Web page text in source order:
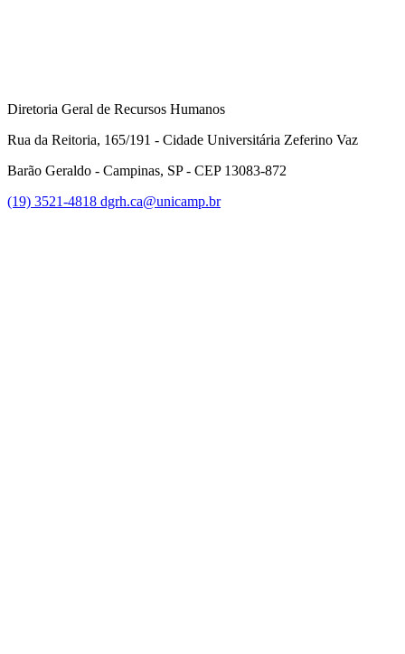
Diretoria Geral de Recursos Humanos
Rua da Reitoria, 165/191 - Cidade Universitária Zeferino Vaz
Barão Geraldo - Campinas, SP - CEP 13083-872
(19) 3521-4818 dgrh.ca@unicamp.br